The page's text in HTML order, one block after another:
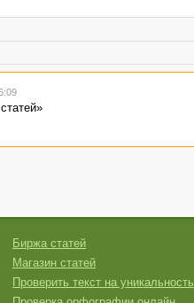
Биржа статей
Магазин статей
Проверить текст на уникальность